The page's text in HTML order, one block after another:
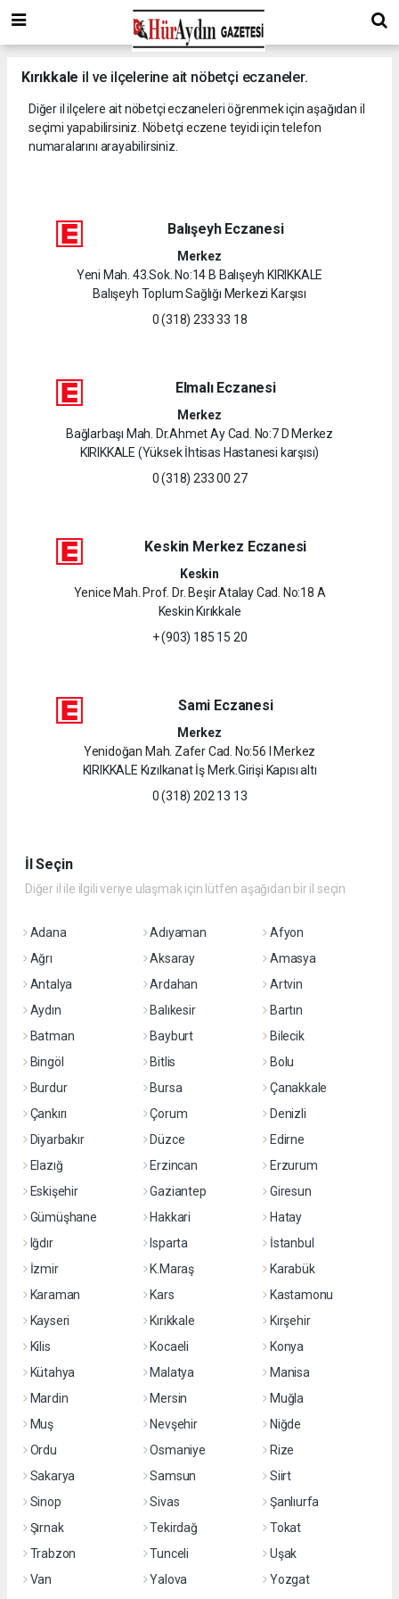
Kırıkkale il ve ilçelerine ait nöbetçi eczaneler.
Diğer il ilçelere ait nöbetçi eczaneleri öğrenmek için aşağıdan il
seçimi yapabilirsiniz. Nöbetçi eczene teyidi için telefon
numaralarını arayabilirsiniz.
Balışeyh Eczanesi
Merkez
Yeni Mah. 43.Sok. No:14 B Balışeyh KIRIKKALE
Balışeyh Toplum Sağlığı Merkezi Karşısı
0 (318) 233 33 18
Elmalı Eczanesi
Merkez
Bağlarbaşı Mah. Dr.Ahmet Ay Cad. No:7 D Merkez
KIRIKKALE (Yüksek İhtisas Hastanesi karşısı)
0 (318) 233 00 27
Keskin Merkez Eczanesi
Keskin
Yenice Mah. Prof. Dr. Beşir Atalay Cad. No:18 A
Keskin Kırıkkale
+ (903) 185 15 20
Sami Eczanesi
Merkez
Yenidoğan Mah. Zafer Cad. No:56 I Merkez
KIRIKKALE Kızılkanat İş Merk.Girişi Kapısı altı
0 (318) 202 13 13
İl Seçin
Diğer il ile ilgili veriye ulaşmak için lütfen aşağıdan bir il seçin
Adana Adıyaman
Afyon
Ağrı
Aksaray
Amasya
Antalya
Ardahan
Artvin
Aydın
Balıkesir
Bartın
Batman
Bayburt
Bilecik
Bingöl
Bitlis
Bolu
Burdur
Bursa
Çanakkale
Çankırı
Çorum
Denizli
Diyarbakır
Düzce
Edirne
Elazığ
Erzincan
Erzurum
Eskişehir
Gaziantep
Giresun
Gümüşhane
Hakkari
Hatay
Iğdır
Isparta
İstanbul
İzmir
K.Maraş
Karabük
Karaman
Kars
Kastamonu
Kayseri
Kırıkkale
Kırşehir
Kilis
Kocaeli
Konya
Kütahya
Malatya
Manisa
Mardin
Mersin
Muğla
Muş
Nevşehir
Niğde
Ordu
Osmaniye
Rize
Sakarya
Samsun
Siirt
Sinop
Sivas
Şanlıurfa
Şırnak
Tekirdağ
Tokat
Trabzon
Tunceli
Uşak
Van
Yalova
Yozgat